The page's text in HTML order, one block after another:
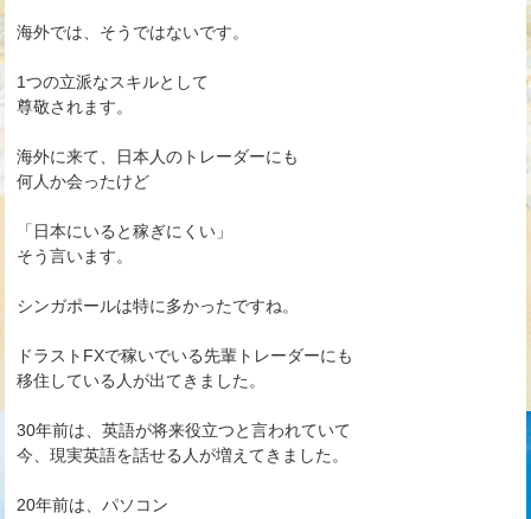
海外では、そうではないです。
1つの立派なスキルとして
尊敬されます。
海外に来て、日本人のトレーダーにも
何人か会ったけど
「日本にいると稼ぎにくい」
そう言います。
シンガポールは特に多かったですね。
ドラストFXで稼いでいる先輩トレーダーにも
移住している人が出てきました。
30年前は、英語が将来役立つと言われていて
今、現実英語を話せる人が増えてきました。
20年前は、パソコン